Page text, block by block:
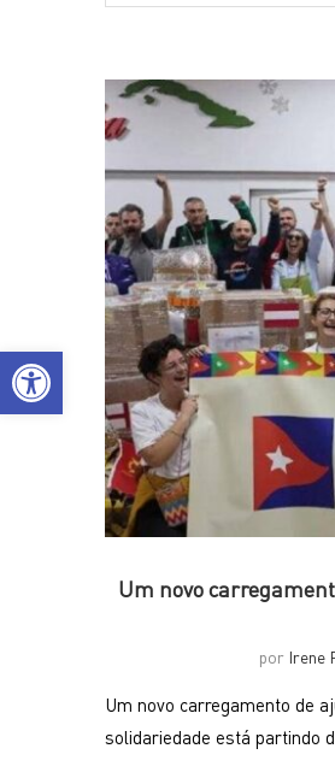
Open toolbar
Um novo
por Irene
Um novo carregamento de
solidariedade está partindo